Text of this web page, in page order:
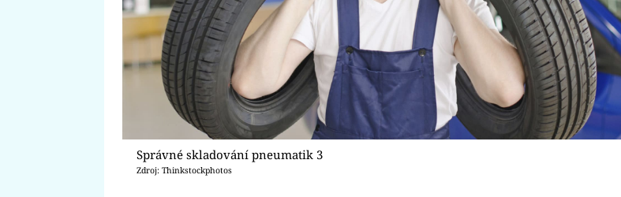
Správné skladování pneumatik 3
Zdroj: Thinkstockphotos